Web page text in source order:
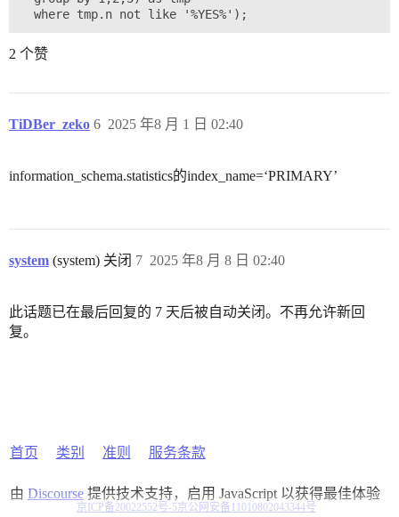
2 个赞
TiDBer_zeko 2025 年8 月 1 日 02:40
6
information_schema.statistics的index_name=‘PRIMARY’
system (system) 关闭 2025 年8 月 8 日 02:40
7
此话题已在最后回复的 7 天后被自动关闭。不再允许新回
复。
首页 类别 准则 服务条款
由 Discourse提供技术支持，启用 JavaScript 以获得最佳体验
京ICP备20022552号-5京公网安备11010802043344号